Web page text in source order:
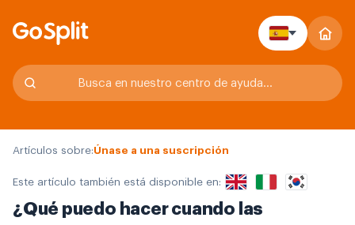
Artículos sobre:Únase a una suscripción
Este artículo también está disponible en:
¿Qué puedo hacer cuando las